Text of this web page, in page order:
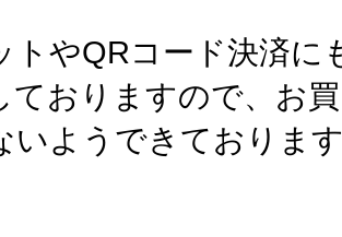
トやQRコード決済に
ておりますので、お
いようできておりま